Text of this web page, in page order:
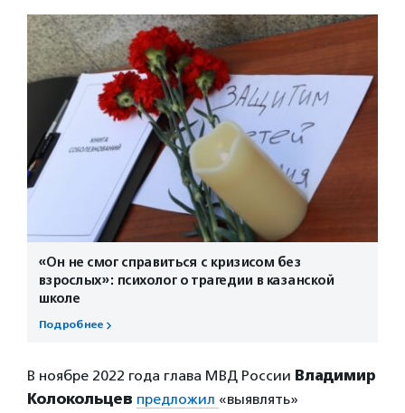
«Он не смог справиться с кризисом без
взрослых»: психолог о трагедии в казанской
школе
Подробнее
В ноябре 2022 года глава МВД России Владимир
Колокольцев предложил «выявлять»